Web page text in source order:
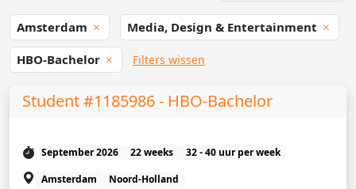
Amsterdam Media, Design & Entertainment
HBO-Bachelor Filters wissen
Student #1185986 - HBO-Bachelor
September 2026 22 weeks
32 - 40 uur per week
Amsterdam
Noord-Holland